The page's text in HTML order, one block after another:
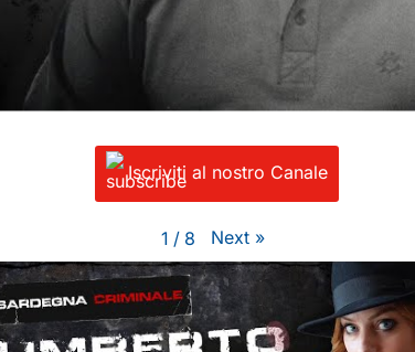
Iscriviti al nostro Canale
1 / 8 Next »